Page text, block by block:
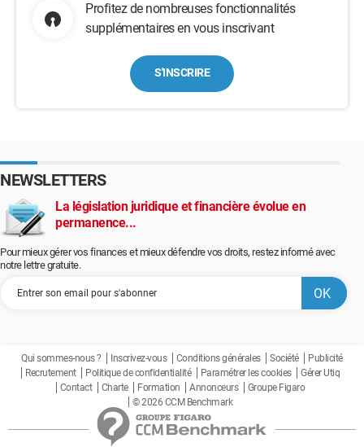
Profitez de nombreuses fonctionnalités
supplémentaires en vous inscrivant
S'INSCRIRE
NEWSLETTERS
La législation juridique et financière évolue en
permanence...
Pour mieux gérer vos finances et mieux défendre vos droits, restez informé avec
notre lettre gratuite.
Qui sommes-nous ? Inscrivez-vous Conditions générales Société
Publicité
Recrutement
Politique de confidentialité Paramétrer les cookies
Gérer Utiq
Contact
Charte Formation Annonceurs
Groupe Figaro
© 2026 CCM Benchmark